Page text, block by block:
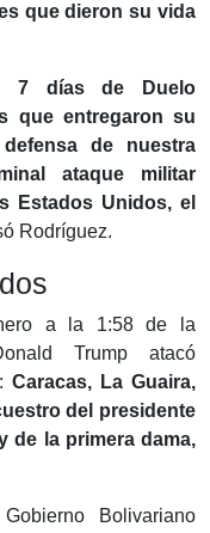
que dieron su vida
7 días de Duelo
que entregaron su
de nuestra
ataque militar
Estados Unidos, el
Rodríguez.
a la 1:58 de la
Trump atacó
Caracas, La Guaira,
del presidente
de la primera dama,
Bolivariano